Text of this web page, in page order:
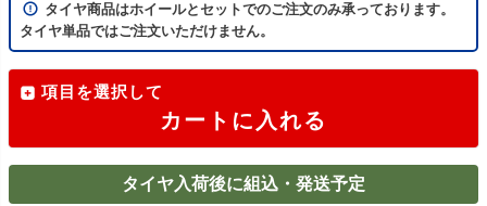
タイヤ商品はホイールとセットでのご注文のみ承っております。
タイヤ単品ではご注文いただけません。
項目を選択して
カートに入れる
タイヤ入荷後に組込・発送予定